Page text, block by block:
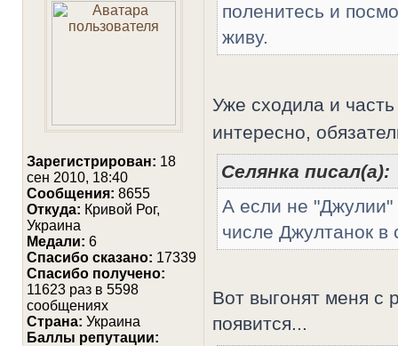
Зарегистрирован: 18
сен 2010, 18:40
Сообщения: 8655
Откуда: Кривой Рог,
Украина
Медали: 6
Cпасибо сказано: 17339
Спасибо получено:
11623 раз в 5598
сообщениях
Страна: Украина
Баллы репутации:
поленитесь и
живу.
Уже сходила и
интересно,
Селянка писал(а):
А если не "Джулии"
числе Джултанок
Вот выгонят меня с
появится...